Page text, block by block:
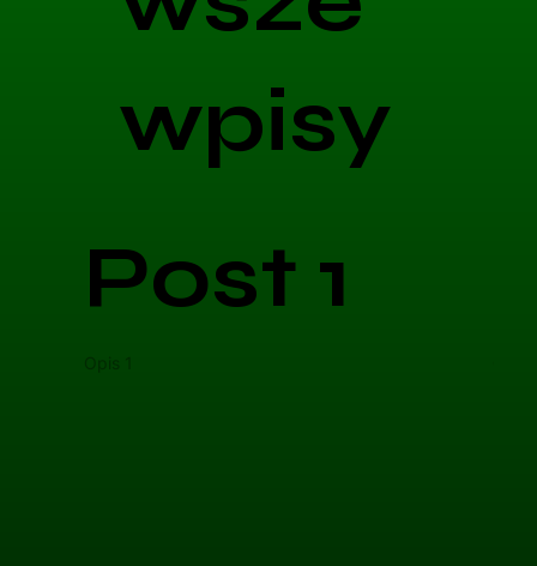
wpisy
Post 1
Opis 1